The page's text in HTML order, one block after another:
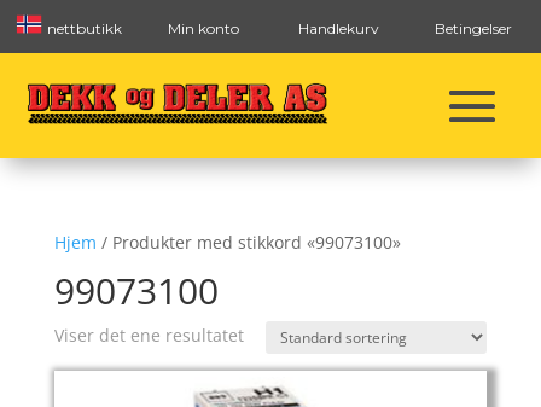
nettbutikk Min konto Handlekurv Betingelser
Hjem / Produkter med stikkord «99073100»
99073100
Viser det ene resultatet